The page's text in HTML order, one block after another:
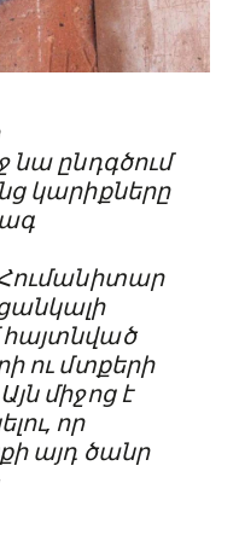
նա ընդգծում
կարիքները
Հումանիտար
հայտնված
ու մտքերի
միջոց է
որ
այդ ծանր